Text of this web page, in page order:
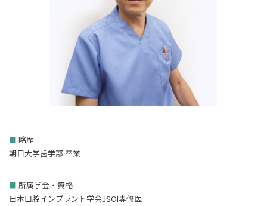
■ 略歴
朝日大学歯学部 卒業
■ 所属学会・資格
日本口腔インプラント学会JSOI専修医